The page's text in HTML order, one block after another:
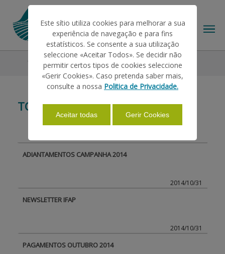
AJUDAS/APOIOS
INFORMAÇÕES
APOIO AO BENEFICIÁRIO
Todas as Notícias
TODAS AS NOTÍCIAS
ADIANTAMENTOS CAMPANHA 2014
2014/10/31
NEWSLETTER IFAP
2014/10/31
PAGAMENTOS OUTUBRO 2014
Este sítio utiliza cookies para melhorar a sua
experiência de navegação e para fins
estatísticos. Se consente a sua utilização
seleccione «Aceitar Todos». Se decidir não
permitir certos tipos de cookies seleccione
«Gerir Cookies». Caso pretenda saber mais,
consulte a nossa Politica de Privacidade.
Aceitar todas Gerir Cookies